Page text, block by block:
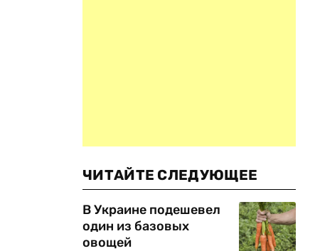
ЧИТАЙТЕ СЛЕДУЮЩЕЕ
В Украине подешевел
один из базовых
овощей